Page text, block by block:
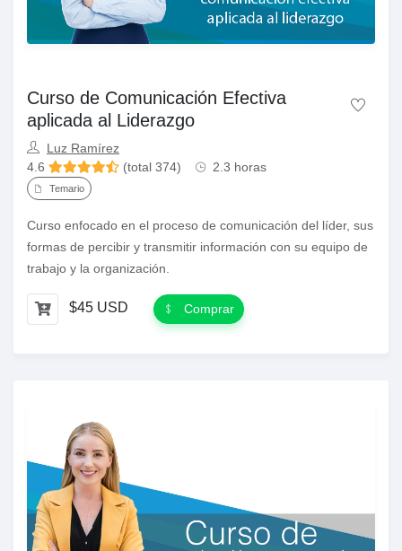
Curso de Comunicación Efectiva
aplicada al Liderazgo
Luz Ramírez
4.6
(total 374) 2.3 horas
Temario
Curso enfocado en el proceso de comunicación del líder, sus
formas de percibir y transmitir información con su equipo de
trabajo y la organización.
$45 USD Comprar